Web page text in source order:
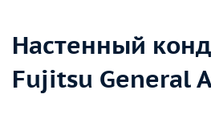
Настенный
Fujitsu General